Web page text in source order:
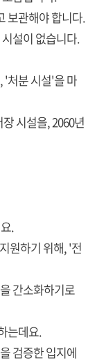
보관해야 합니다.
설이 없습니다.
'처분 시설'을 마
시설을, 2060년
.
원하기 위해, '전
간소화하기로
는데요.
검증한 입지에